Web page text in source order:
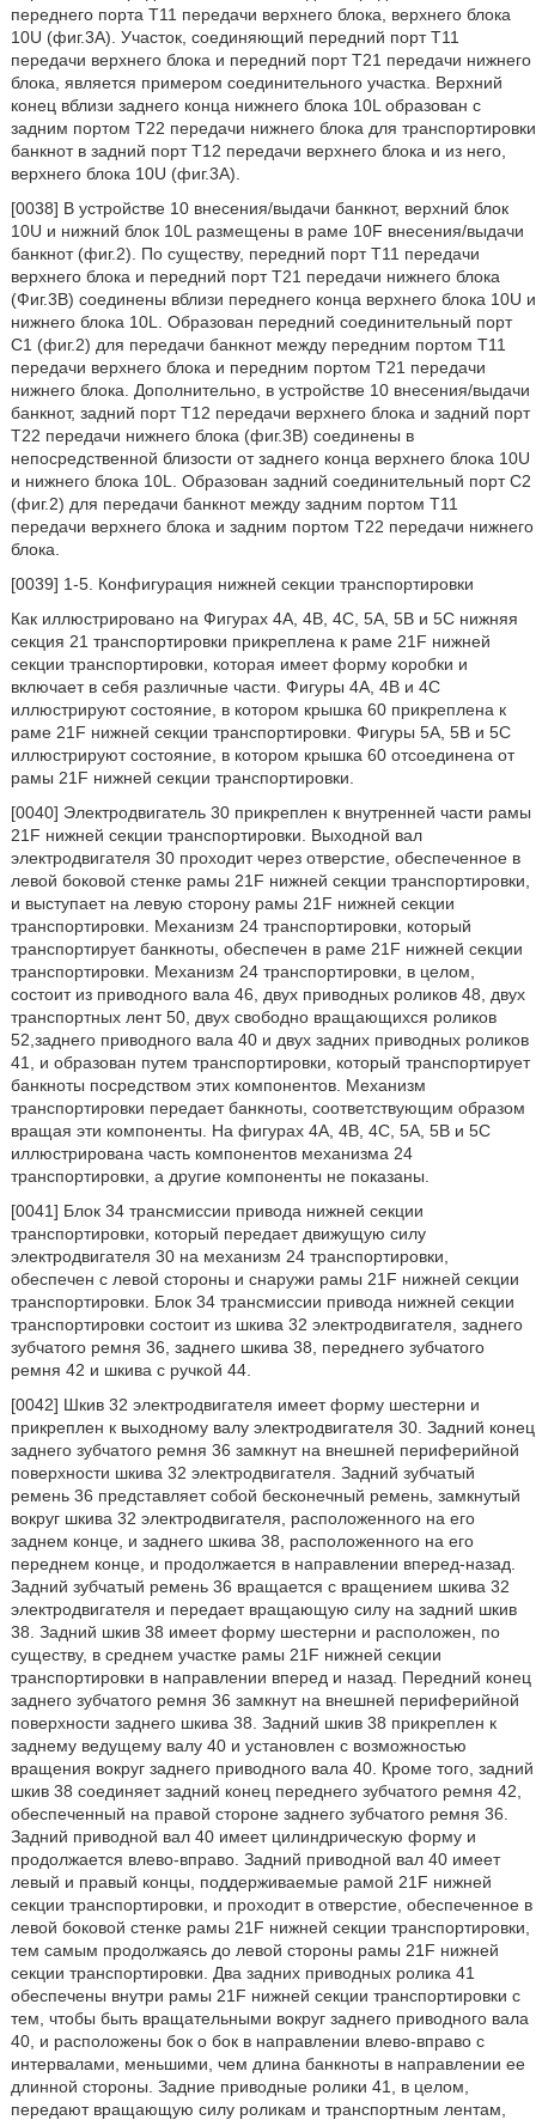
переднего порта T11 передачи верхнего блока, верхнего блока
10U (фиг.3А). Участок, соединяющий передний порт Т11
передачи верхнего блока и передний порт Т21 передачи нижнего
блока, является примером соединительного участка. Верхний
конец вблизи заднего конца нижнего блока 10L образован с
задним портом Т22 передачи нижнего блока для транспортировки
банкнот в задний порт T12 передачи верхнего блока и из него,
верхнего блока 10U (фиг.3А).
[0038] В устройстве 10 внесения/выдачи банкнот, верхний блок
10U и нижний блок 10L размещены в раме 10F внесения/выдачи
банкнот (фиг.2). По существу, передний порт T11 передачи
верхнего блока и передний порт T21 передачи нижнего блока
(Фиг.3B) соединены вблизи переднего конца верхнего блока 10U и
нижнего блока 10L. Образован передний соединительный порт
С1 (фиг.2) для передачи банкнот между передним портом Т11
передачи верхнего блока и передним портом Т21 передачи
нижнего блока. Дополнительно, в устройстве 10 внесения/выдачи
банкнот, задний порт T12 передачи верхнего блока и задний порт
T22 передачи нижнего блока (фиг.3B) соединены в
непосредственной близости от заднего конца верхнего блока 10U
и нижнего блока 10L. Образован задний соединительный порт C2
(фиг.2) для передачи банкнот между задним портом T11
передачи верхнего блока и задним портом T22 передачи нижнего
блока.
[0039] 1-5. Конфигурация нижней секции транспортировки
Как иллюстрировано на Фигурах 4A, 4B, 4C, 5A, 5B и 5C нижняя
секция 21 транспортировки прикреплена к раме 21F нижней
секции транспортировки, которая имеет форму коробки и
включает в себя различные части. Фигуры 4A, 4B и 4C
иллюстрируют состояние, в котором крышка 60 прикреплена к
раме 21F нижней секции транспортировки. Фигуры 5A, 5B и 5C
иллюстрируют состояние, в котором крышка 60 отсоединена от
рамы 21F нижней секции транспортировки.
[0040] Электродвигатель 30 прикреплен к внутренней части рамы
21F нижней секции транспортировки. Выходной вал
электродвигателя 30 проходит через отверстие, обеспеченное в
левой боковой стенке рамы 21F нижней секции транспортировки,
и выступает на левую сторону рамы 21F нижней секции
транспортировки. Механизм 24 транспортировки, который
транспортирует банкноты, обеспечен в раме 21F нижней секции
транспортировки. Механизм 24 транспортировки, в целом,
состоит из приводного вала 46, двух приводных роликов 48, двух
транспортных лент 50, двух свободно вращающихся роликов
52,заднего приводного вала 40 и двух задних приводных роликов
41, и образован путем транспортировки, который транспортирует
банкноты посредством этих компонентов. Механизм
транспортировки передает банкноты, соответствующим образом
вращая эти компоненты. На фигурах 4A, 4B, 4C, 5A, 5B и 5C
иллюстрирована часть компонентов механизма 24
транспортировки, а другие компоненты не показаны.
[0041] Блок 34 трансмиссии привода нижней секции
транспортировки, который передает движущую силу
электродвигателя 30 на механизм 24 транспортировки,
обеспечен с левой стороны и снаружи рамы 21F нижней секции
транспортировки. Блок 34 трансмиссии привода нижней секции
транспортировки состоит из шкива 32 электродвигателя, заднего
зубчатого ремня 36, заднего шкива 38, переднего зубчатого
ремня 42 и шкива с ручкой 44.
[0042] Шкив 32 электродвигателя имеет форму шестерни и
прикреплен к выходному валу электродвигателя 30. Задний конец
заднего зубчатого ремня 36 замкнут на внешней периферийной
поверхности шкива 32 электродвигателя. Задний зубчатый
ремень 36 представляет собой бесконечный ремень, замкнутый
вокруг шкива 32 электродвигателя, расположенного на его
заднем конце, и заднего шкива 38, расположенного на его
переднем конце, и продолжается в направлении вперед-назад.
Задний зубчатый ремень 36 вращается с вращением шкива 32
электродвигателя и передает вращающую силу на задний шкив
38. Задний шкив 38 имеет форму шестерни и расположен, по
существу, в среднем участке рамы 21F нижней секции
транспортировки в направлении вперед и назад. Передний конец
заднего зубчатого ремня 36 замкнут на внешней периферийной
поверхности заднего шкива 38. Задний шкив 38 прикреплен к
заднему ведущему валу 40 и установлен с возможностью
вращения вокруг заднего приводного вала 40. Кроме того, задний
шкив 38 соединяет задний конец переднего зубчатого ремня 42,
обеспеченный на правой стороне заднего зубчатого ремня 36.
Задний приводной вал 40 имеет цилиндрическую форму и
продолжается влево-вправо. Задний приводной вал 40 имеет
левый и правый концы, поддерживаемые рамой 21F нижней
секции транспортировки, и проходит в отверстие, обеспеченное в
левой боковой стенке рамы 21F нижней секции транспортировки,
тем самым продолжаясь до левой стороны рамы 21F нижней
секции транспортировки. Два задних приводных ролика 41
обеспечены внутри рамы 21F нижней секции транспортировки с
тем, чтобы быть вращательными вокруг заднего приводного вала
40, и расположены бок о бок в направлении влево-вправо с
интервалами, меньшими, чем длина банкноты в направлении ее
длинной стороны. Задние приводные ролики 41, в целом,
передают вращающую силу роликам и транспортным лентам,